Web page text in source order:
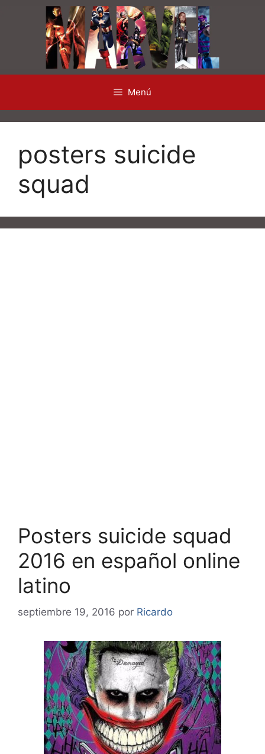
contenido
Menú
posters suicide
squad
Posters suicide squad
2016 en español online
latino
septiembre 19, 2016 por Ricardo